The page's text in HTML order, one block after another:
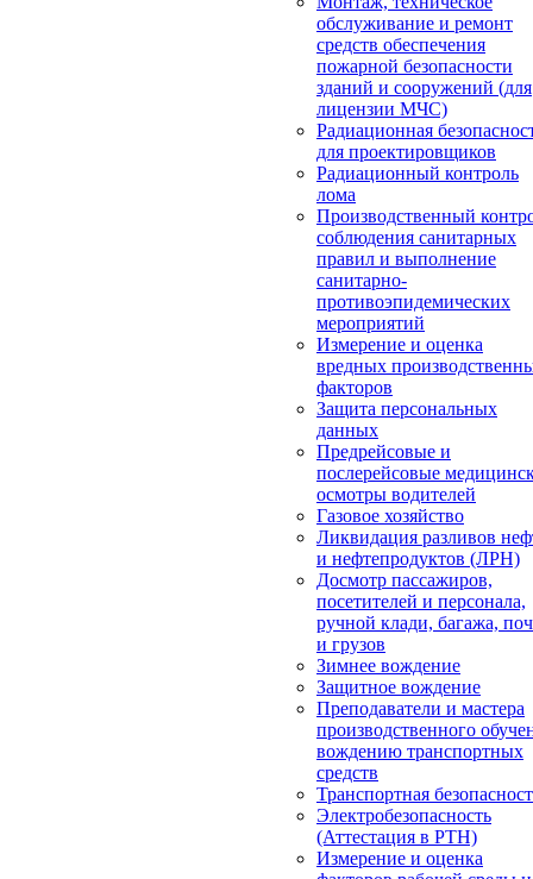
обслуживание и ремонт
средств обеспечения
пожарной безопасности
зданий и сооружений (для
лицензии МЧС)
Радиационная
для проектировщиков
Радиационный контроль
лома
Производственный
соблюдения санитарных
правил и выполнение
санитарно-
противоэпидемических
мероприятий
Измерение и оценка
вредных
факторов
Защита персональных
данных
Предрейсовые и
послерейсовые
осмотры водителей
Газовое хозяйство
Ликвидация разливов
и нефтепродуктов (ЛРН)
Досмотр пассажиров,
посетителей и персонала,
ручной клади, багажа,
и грузов
Зимнее вождение
Защитное вождение
Преподаватели и мастера
производственного
вождению транспортных
средств
Транспортная
Электробезопасность
(Аттестация в РТН)
Измерение и оценка